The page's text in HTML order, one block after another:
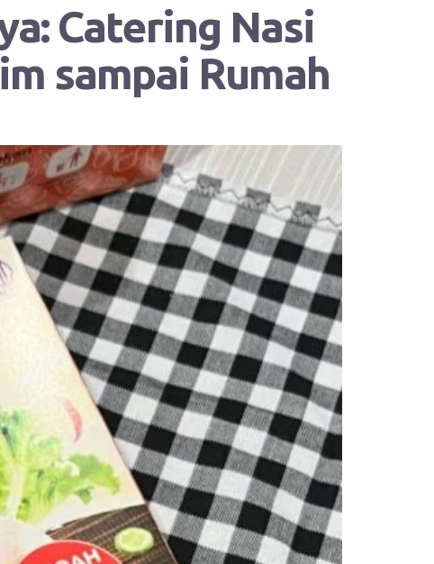
Catering Nasi
sampai Rumah